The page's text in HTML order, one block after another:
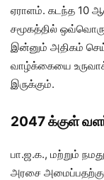
ஏராளம். கடந்த 10
சமூகத்தில்
இன்னும் அதிகம்
வாழ்க்கையை
இருக்கும்.
2047 க்குள்
பா.ஜ.க., மற்றும்
அரசை